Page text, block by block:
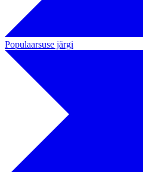
Populaarsuse järgi